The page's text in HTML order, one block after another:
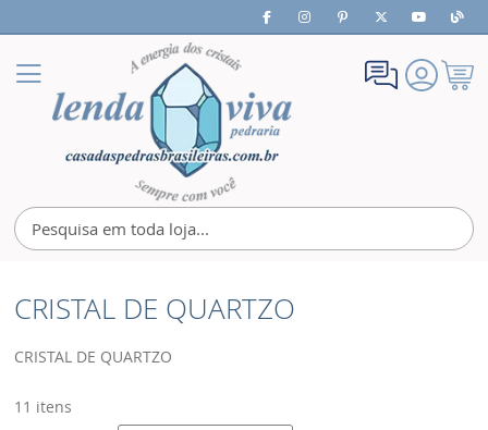
Nav
Meu
CRISTAL DE QUARTZO
CRISTAL DE QUARTZO
11 itens